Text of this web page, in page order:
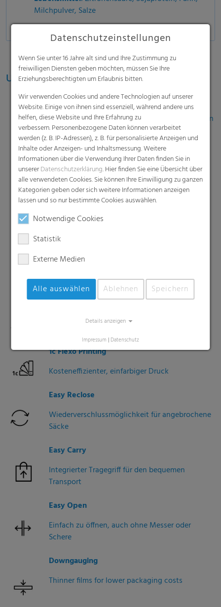
Milchpulver, Salze
Unschlagbare Extras
Seal+
Verbesserte Siegelnaht bei hoher Kontamination
der Schweißbereiche
Tight+
Zusätzliche Längsnaht zum Schutz besonders
feiner Pulver
Barrier+
Erhöhte Wasserbarriere für besonders
Anti-Slip
rutschfeste Oberflächen
Hochwertiger Druck für effektive Werbung
1c Flexo Printing
Kosteneffizienter, einfarbiger Druck
Easy Reclose
Wiederverschlussmöglichkeit für angebrochene
Säcke
Easy Carry
Integrierter Tragegriff für den bequemen
Transport
Easy Open
Einfach zu öffnen, auch ohne Messer oder
Schere
Downgauging
Thinner films for lower packaging costs
Datenschutzeinstellungen
Wenn Sie unter 16 Jahre alt sind und Ihre Zustimmung zu
freiwilligen Diensten geben möchten, müssen Sie Ihre
Erziehungsberechtigten um Erlaubnis bitten.
Wir verwenden Cookies und andere Technologien auf unserer
Website. Einige von ihnen sind essenziell, während andere uns
helfen, diese Website und Ihre Erfahrung zu
verbessern. Personenbezogene Daten können verarbeitet
werden (z. B. IP-Adressen), z. B. für personalisierte Anzeigen und
Inhalte oder Anzeigen- und Inhaltsmessung. Weitere
Informationen über die Verwendung Ihrer Daten finden Sie in
unsererDatenschutzerklärung. Hier finden Sie eine Übersicht über
alle verwendeten Cookies. Sie können Ihre Einwilligung zu ganzen
Kategorien geben oder sich weitere Informationen anzeigen
lassen und so nur bestimmte Cookies auswählen.
Notwendige Cookies
Statistik
Externe Medien
Alle auswählen Ablehnen Speichern
Details anzeigen
Impressum | Datenschutz